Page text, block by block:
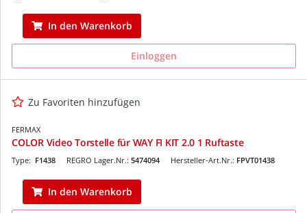
In den Warenkorb
Einloggen
Zu Favoriten hinzufügen
FERMAX
COLOR Video Torstelle für WAY FI KIT 2.0 1 Ruftaste
REGRO Lager.Nr.: 5474094
Type: F1438 Hersteller-Art.Nr.: FPVT01438
In den Warenkorb